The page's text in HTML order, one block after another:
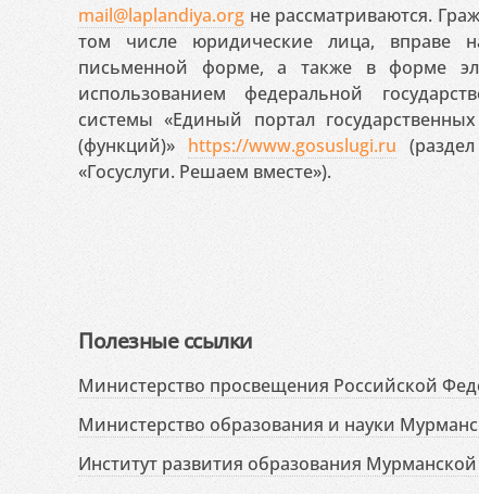
mail@laplandiya.org не рассматриваются.
том числе юридические лица, вправе
письменной форме, а также в форме
использованием федеральной
системы «Единый портал
(функций)» https://www.gosuslugi.ru
«Госуслуги. Решаем вместе»).
Полезные ссылки
Министерство просвещения Российской
Министерство образования и науки
Институт развития образования